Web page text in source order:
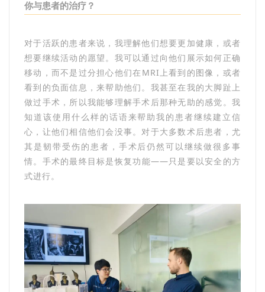
你与患者的治疗？
对于活跃的患者来说，我理解他们想要更加健康，或者
想要继续活动的愿望。我可以通过向他们展示如何正确
移动，而不是过分担心他们在MRI上看到的图像，或者
看到的负面信息，来帮助他们。我甚至在我的大脚趾上
做过手术，所以我能够理解手术后那种无助的感觉。我
知道该使用什么样的话语来帮助我的患者继续建立信
心，让他们相信他们会没事。对于大多数术后患者，尤
其是韧带受伤的患者，手术后仍然可以继续做很多事
情。手术的最终目标是恢复功能——只是要以安全的方
式进行。